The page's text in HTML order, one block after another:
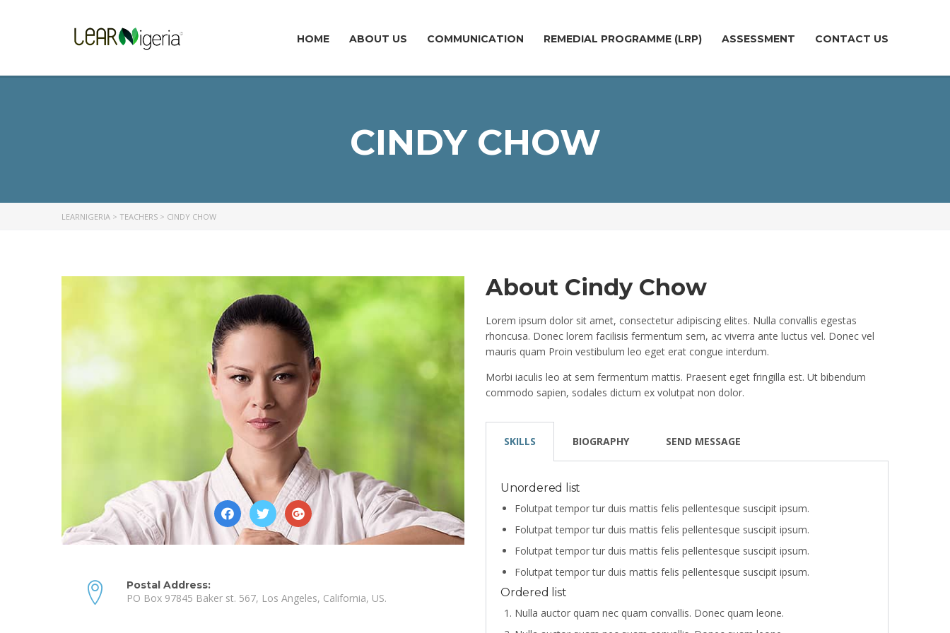
HOME ABOUT US COMMUNICATION REMEDIAL PROGRAMME (LRP) ASSESSMENT CONTACT US
CINDY CHOW
LEARNIGERIA > TEACHERS > CINDY CHOW
Postal Address:
PO Box 97845 Baker st. 567, Los Angeles, California, US.
About Cindy Chow
Lorem ipsum dolor sit amet, consectetur adipiscing elites. Nulla convallis egestas
rhoncusa. Donec lorem facilisis fermentum sem, ac viverra ante luctus vel. Donec vel
mauris quam Proin vestibulum leo eget erat congue interdum.
Morbi iaculis leo at sem fermentum mattis. Praesent eget fringilla est. Ut bibendum
commodo sapien, sodales dictum ex volutpat non dolor.
SKILLS BIOGRAPHY SEND MESSAGE
Unordered list
Folutpat tempor tur duis mattis felis pellentesque suscipit ipsum.
Folutpat tempor tur duis mattis felis pellentesque suscipit ipsum.
Folutpat tempor tur duis mattis felis pellentesque suscipit ipsum.
Folutpat tempor tur duis mattis felis pellentesque suscipit ipsum.
Ordered list
Nulla auctor quam nec quam convallis. Donec quam leone.